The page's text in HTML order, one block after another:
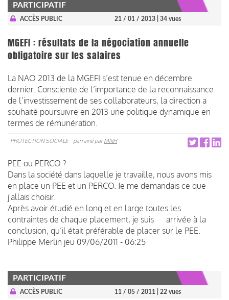
PARTICIPATIF
ACCÈS PUBLIC 21 / 01 / 2013 | 34 vues
MGEFI : résultats de la négociation annuelle
obligatoire sur les salaires
La NAO 2013 de la MGEFI s’est tenue en décembre
dernier. Consciente de l’importance de la reconnaissance
de l’investissement de ses collaborateurs, la direction a
souhaité poursuivre en 2013 une politique dynamique en
termes de rémunération.
PROTECTION SOCIALE parrainé parMNH
PEE ou PERCO ?
Dans la société dans laquelle je travaille, nous avons mis
en place un PEE et un PERCO. Je me demandais ce que
j'allais choisir.
Après avoir étudié en long et en large toutes les
contraintes de chaque placement, je suis arrivée à la
conclusion, qu’il était préférable de placer sur le PEE.
Philippe Merlin jeu 09/06/2011 - 06:25
PARTICIPATIF
ACCÈS PUBLIC 11 / 05 / 2011 | 22 vues